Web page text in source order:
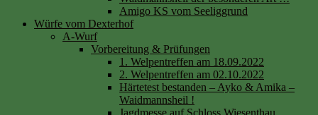
Amigo KS vom Seeliggrund
Würfe vom Dexterhof
A-Wurf
Vorbereitung & Prüfungen
1. Welpentreffen am 18.09.2022
2. Welpentreffen am 02.10.2022
Härtetest bestanden – Ayko & Amika –
Waidmannsheil !
Jagdmesse auf Schloss Wiesenthau